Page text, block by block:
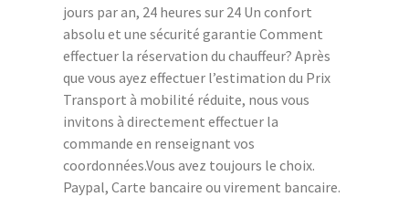
jours par an, 24 heures sur 24 Un confort
absolu et une sécurité garantie Comment
effectuer la réservation du chauffeur? Après
que vous ayez effectuer l’estimation du Prix
Transport à mobilité réduite, nous vous
invitons à directement effectuer la
commande en renseignant vos
coordonnées.Vous avez toujours le choix.
Paypal, Carte bancaire ou virement bancaire.